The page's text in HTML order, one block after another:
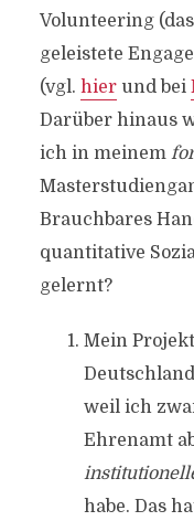
Volunteering
geleistete
(vgl. hierund bei
Darüber hinaus
ich in meinem
Brauchbares
quantitative
gelernt?
Mein
weil ich
Ehrenamt
habe. Das